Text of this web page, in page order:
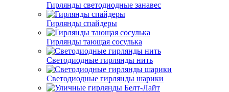
Гирлянды светодиодные занавес
Гирлянды спайдеры
Гирлянды тающая сосулька
Светодиодные гирлянды нить
Светодиодные гирлянды шарики